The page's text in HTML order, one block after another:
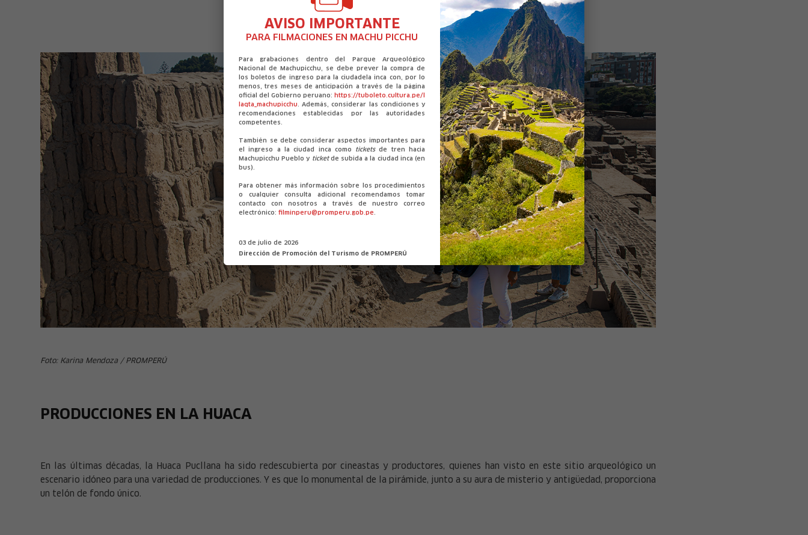
AVISO IMPORTANTE
PARA FILMACIONES EN MACHU PICCHU
Para grabaciones dentro del Parque Arqueológico
Nacional de Machupicchu, se debe prever la compra de
los boletos de ingreso para la ciudadela inca con, por lo
menos, tres meses de anticipación a través de la página
oficial del Gobierno peruano: https://tuboleto.cultura.pe/l
laqta_machupicchu . Además, considerar las condiciones y
recomendaciones establecidas por las autoridades
competentes.
También se debe considerar aspectos importantes para
el ingreso a la ciudad inca como ticketsde tren hacia
Machupicchu Pueblo y ticketde subida a la ciudad inca (en
bus).
Para obtener más información sobre los procedimientos
o cualquier consulta adicional recomendamos tomar
contacto con nosotros a través de nuestro correo
electrónico: filminperu@promperu.gob.pe .
03 de julio de 2026
Dirección de Promoción del Turismo de PROMPERÚ
Foto: Karina Mendoza / PROMPERÚ
PRODUCCIONES EN LA HUACA
En las últimas décadas, la Huaca Pucllana ha sido redescubierta por cineastas y productores, quienes han visto en este sitio arqueológico un
escenario idóneo para una variedad de producciones. Y es que lo monumental de la pirámide, junto a su aura de misterio y antigüedad, proporciona
un telón de fondo único.